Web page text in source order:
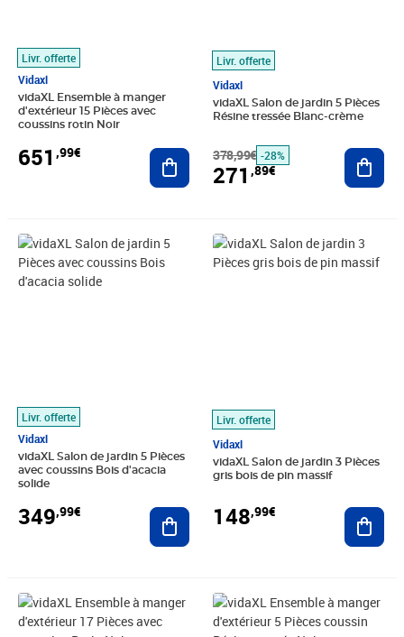
Livr. offerte
Vidaxl
vidaXL Ensemble à manger
d'extérieur 15 Pièces avec
coussins rotin Noir
651 ,99€ Ajouter au panier
Livr. offerte
Vidaxl
vidaXL Salon de jardin 5 Pièces
Résine tressée Blanc-crème
378,99€ -28%
271 ,89€
Livr. offerte
Vidaxl
vidaXL Salon de jardin 5 Pièces
avec coussins Bois d'acacia
solide
349,99€
Prix 349,99€
Ajouter au panier
Livr. offerte
Vidaxl
vidaXL Salon de jardin 3 Pièces
gris bois de pin massif
148,99€
Prix 148,99€
Prix barré 1178,99€
Prix 932,89€ Prix barré 263,99€
Prix 214,89€